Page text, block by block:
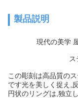
製品説明
現代の美学
この彫刻は高品質の
です光を美しく捉え,
円状のリングは,独立